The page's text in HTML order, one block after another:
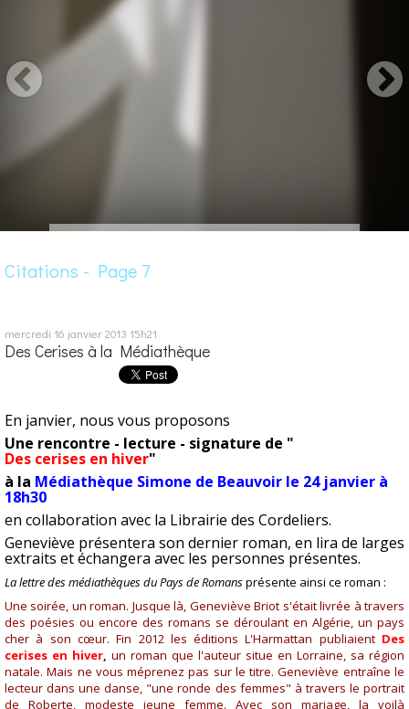
Citations - Page 7
mercredi 16 janvier 2013 15h21
Des Cerises à la Médiathèque
En janvier, nous vous proposons
Une rencontre - lecture - signature de "
Des cerises en hiver"
à la Médiathèque Simone de Beauvoir le 24 janvier à
18h30
en collaboration avec la Librairie des Cordeliers.
Geneviève présentera son dernier roman, en lira de larges
extraits et échangera avec les personnes présentes.
La lettre des médiathèques du Pays de Romansprésente ainsi ce roman :
Une soirée, un roman. Jusque là, Geneviève Briot s'était livrée à travers
des poésies ou encore des romans se déroulant en Algérie, un pays
cher à son cœur. Fin 2012 les éditions L'Harmattan publiaient Des
cerises en hiver, un roman que l'auteur situe en Lorraine, sa région
natale. Mais ne vous méprenez pas sur le titre. Geneviève entraîne le
lecteur dans une danse, "une ronde des femmes" à travers le portrait
de Roberte, modeste jeune femme. Avec son mariage, la voilà